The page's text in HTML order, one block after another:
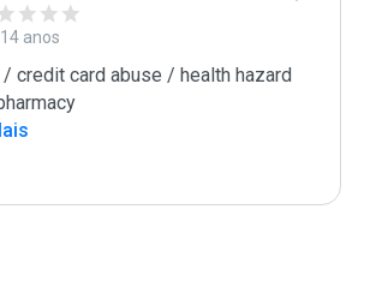
anos
credit card abuse / health hazard